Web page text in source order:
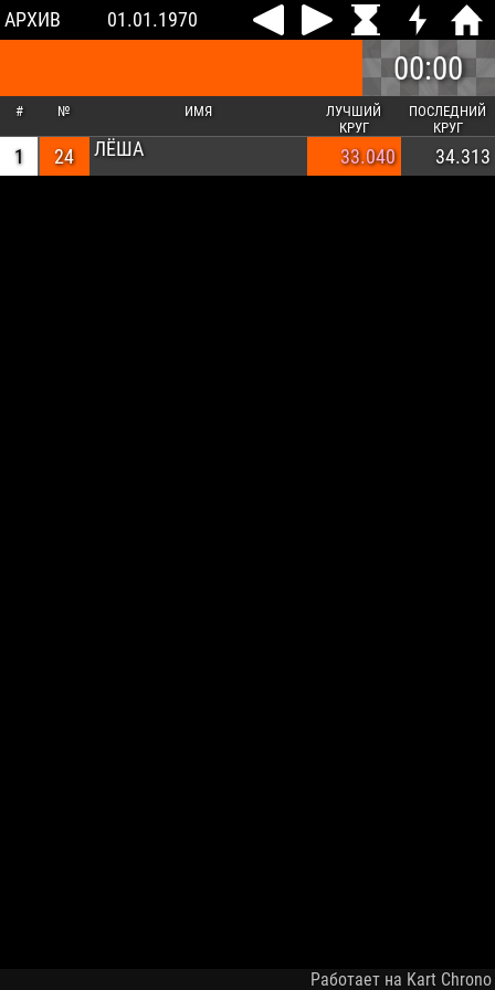
АРХИВ 01.01.1970
00:00
# № ИМЯ
ЛУЧШИЙ
КРУГ
ПОСЛЕДНИЙ
КРУГ
1 24 ЛЁША 33.040 34.313
Работает на Kart Chrono